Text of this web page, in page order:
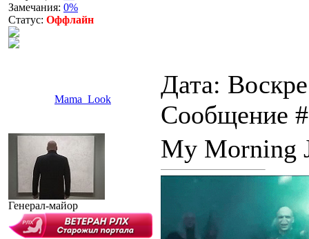
Замечания: 0%
Статус: Оффлайн
Mama_Look
Дата:
Сообщение
Генерал-майор
My Morning